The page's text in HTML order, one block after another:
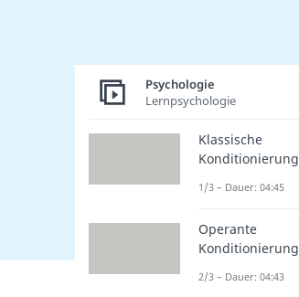
Psychologie
Lernpsychologie
Klassische
Konditionierung
1/3 – Dauer: 04:45
Operante
Konditionierung
2/3 – Dauer: 04:43